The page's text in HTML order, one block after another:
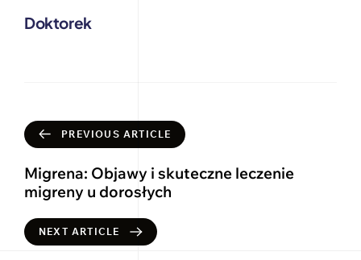
Doktorek
PREVIOUS ARTICLE
Migrena: Objawy i skuteczne leczenie
migreny u dorosłych
NEXT ARTICLE